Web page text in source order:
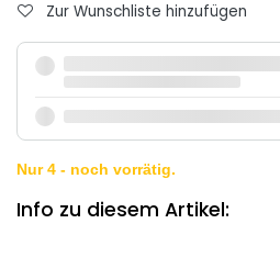
Zur Wunschliste hinzufügen
Nur 4 - noch vorrätig.
Info zu diesem Artikel: